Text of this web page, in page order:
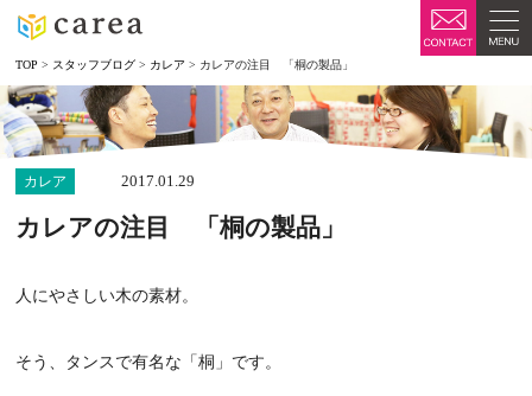
TOP > スタッフブログ > カレア > カレアの注目 「桐の製品」
カレア 2017.01.29
カレアの注目 「桐の製品」
人にやさしい木の素材。
そう、タンスで有名な「桐」です。